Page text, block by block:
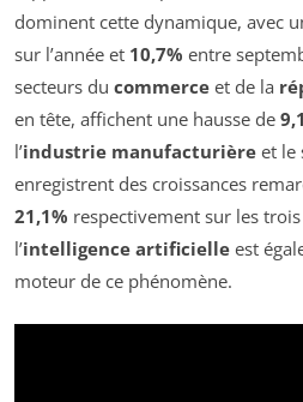
dominent cette dynamique, avec
sur l’année et 10,7% entre
secteurs du commerce et de la
en tête, affichent une hausse de
l’industrie manufacturière et le
enregistrent des croissances
21,1% respectivement sur les
l’intelligence artificielle est
moteur de ce phénomène.